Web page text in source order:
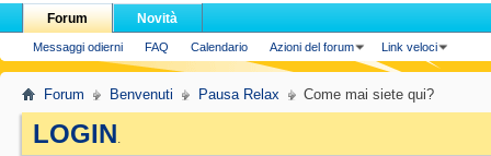
Forum
Messaggi odierni FAQ Calendario Azioni del forum Link veloci
Novità
Forum Benvenuti Pausa Relax Come mai siete qui?
LOGIN.